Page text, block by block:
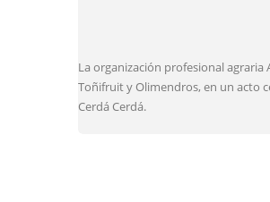
La organización profesional agraria
Toñifruit y Olimendros, en un acto
Cerdá Cerdá.